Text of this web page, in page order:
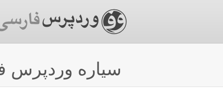
سیاره وردپرس